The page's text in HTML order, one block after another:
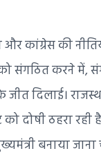
और कांग्रेस की
को संगठित करने
दिलाई।
दोषी ठहरा रही
बनाया